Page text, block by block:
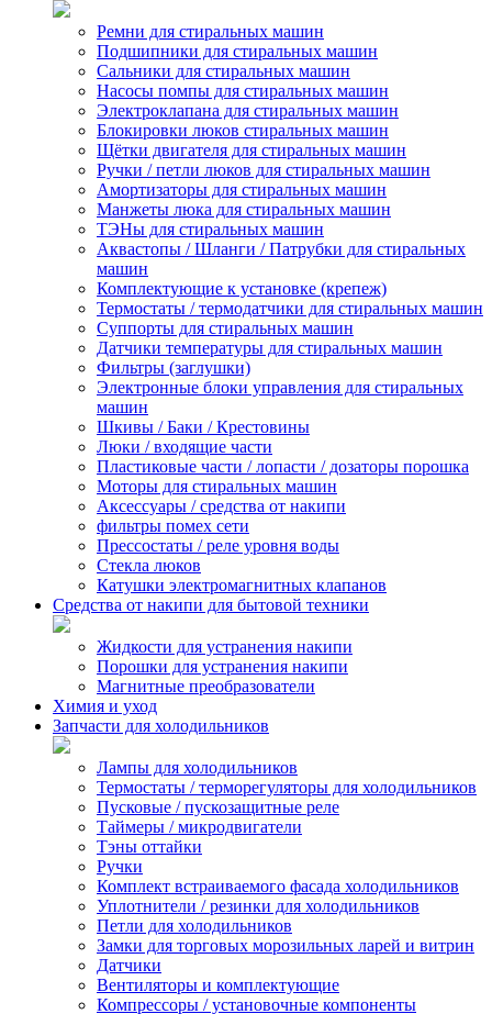
Ремни для стиральных машин
Подшипники для стиральных машин
Сальники для стиральных машин
Насосы помпы для стиральных машин
Электроклапана для стиральных машин
Блокировки люков стиральных машин
Щётки двигателя для стиральных машин
Ручки / петли люков для стиральных машин
Амортизаторы для стиральных машин
Манжеты люка для стиральных машин
ТЭНы для стиральных машин
Аквастопы / Шланги / Патрубки для стиральных
машин
Комплектующие к установке (крепеж)
Термостаты / термодатчики для стиральных машин
Суппорты для стиральных машин
Датчики температуры для стиральных машин
Фильтры (заглушки)
Электронные блоки управления для стиральных
машин
Шкивы / Баки / Крестовины
Люки / входящие части
Пластиковые части / лопасти / дозаторы порошка
Моторы для стиральных машин
Аксессуары / средства от накипи
фильтры помех сети
Прессостаты / реле уровня воды
Стекла люков
Катушки электромагнитных клапанов
Средства от накипи для бытовой техники
Жидкости для устранения накипи
Порошки для устранения накипи
Магнитные преобразователи
Химия и уход
Запчасти для холодильников
Лампы для холодильников
Термостаты / терморегуляторы для холодильников
Пусковые / пускозащитные реле
Таймеры / микродвигатели
Тэны оттайки
Ручки
Комплект встраиваемого фасада холодильников
Уплотнители / резинки для холодильников
Петли для холодильников
Замки для торговых морозильных ларей и витрин
Датчики
Вентиляторы и комплектующие
Компрессоры / установочные компоненты